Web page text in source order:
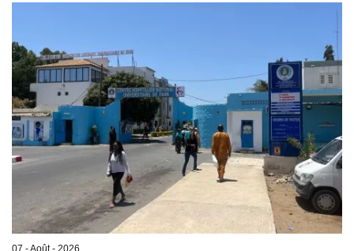
07 - Août - 2026